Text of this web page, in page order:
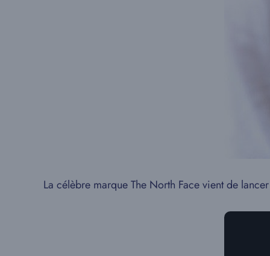
La célèbre marque The North Face vient de